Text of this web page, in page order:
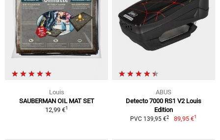
Louis
SAUBERMAN OIL MAT SET
12,99 €1
ABUS
Detecto 7000 RS1 V2 Louis
Edition
PVC 139,95 €2 89,95 €1